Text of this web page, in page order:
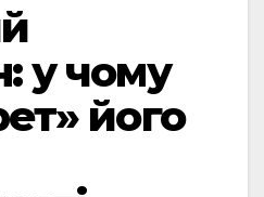
у чому
його